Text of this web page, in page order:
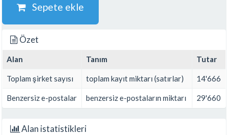
Sepete ekle
Özet
Alan Tanım Tutar
Toplam şirket sayısı toplam kayıt miktarı (satırlar) 14'666
Benzersiz e-postalar benzersiz e-postaların miktarı 29'660
Alan istatistikleri